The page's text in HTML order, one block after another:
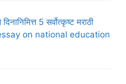
दिनानिमित्त 5 सर्वोत्कृष्ट मराठी
on national education